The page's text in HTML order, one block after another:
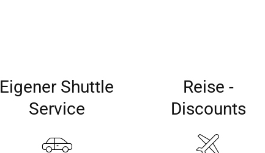
Eigener Shuttle
Service
Reise -
Discounts